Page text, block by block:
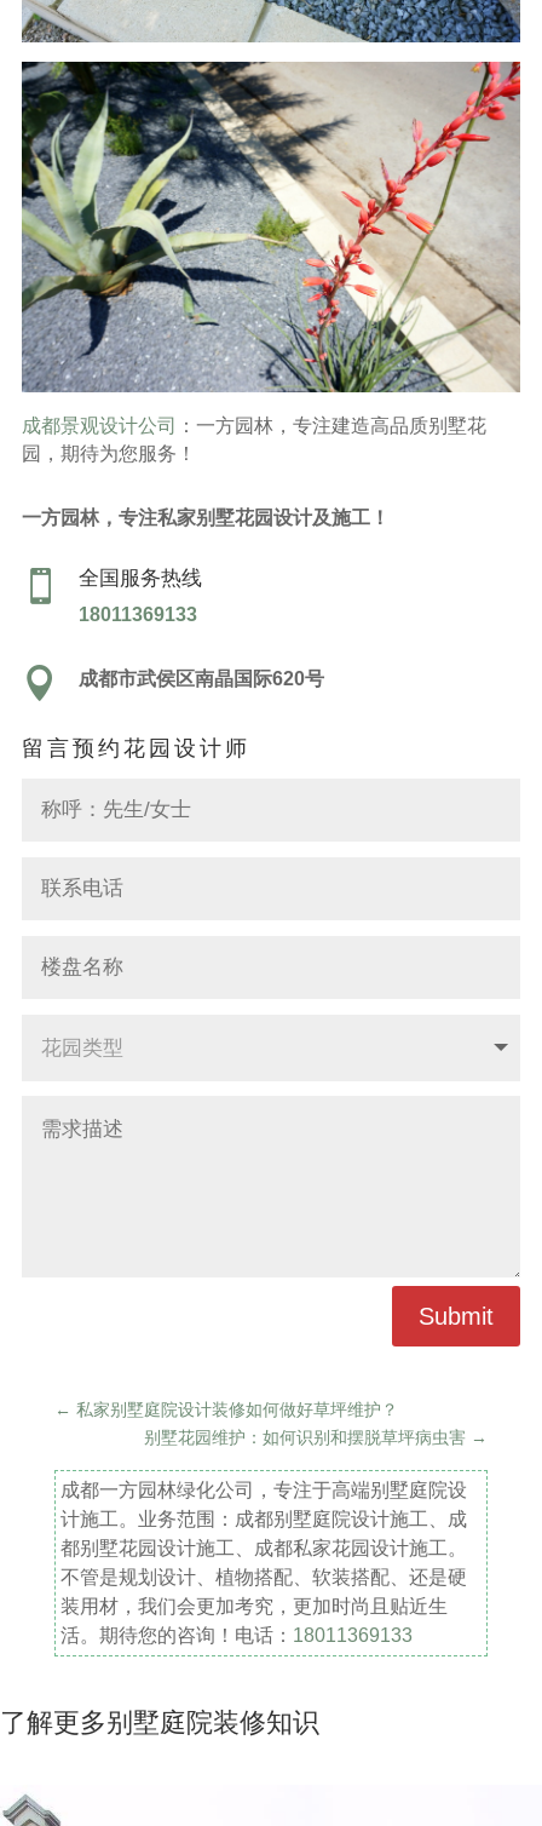
成都景观设计公司
：一方园林，专注建造高品质别墅花
园，期待为您服务！
一方园林，专注私家别墅花园设计及施工！
 全国服务热线
18011369133
 成都市武侯区南晶国际620号
留言预约花园设计师
Submit
← 私家别墅庭院设计装修如何做好草坪维护？
别墅花园维护：如何识别和摆脱草坪病虫害 →
成都一方园林绿化公司，专注于高端别墅庭院设
计施工。业务范围：成都别墅庭院设计施工、成
都别墅花园设计施工、成都私家花园设计施工。
不管是规划设计、植物搭配、软装搭配、还是硬
装用材，我们会更加考究，更加时尚且贴近生
活。期待您的咨询！电话： 18011369133
了解更多别墅庭院装修知识